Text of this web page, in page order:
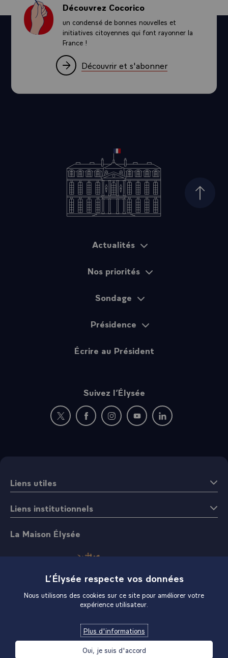
Découvrez Cocorico
un condensé de bonnes nouvelles et
initiatives citoyennes qui font rayonner la
France !
Découvrir et s'abonner
Haut
Actualités
Nos priorités
Sondage
Présidence
Écrire au Président
Suivez l’Élysée
Nouvelle fenêtre : rejoignez-nous sur Twitter
Nouvelle fenêtre : rejoignez-nous sur
Nouvelle fenêtre : rejoignez-nous
Nouvelle fenêtre :
Nouvelle fenêtre :
Liens utiles
Liens institutionnels
La Maison Élysée
L’Élysée respecte vos données
Nous utilisons des cookies sur ce site pour améliorer votre
expérience utilisateur.
Plus d'informations
Oui, je suis d'accord